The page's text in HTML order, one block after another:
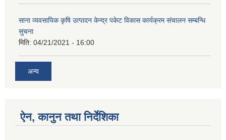
साना व्यवसायिक कृषि उत्पादन केन्द्र पकेट विकास कार्यक्रम संचालन सम्बन्धि
सुचना
मिति: 04/21/2021 - 16:00
अन्य
ऐन, कानुन तथा निर्देशिका